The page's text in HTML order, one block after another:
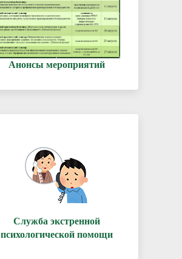
Анонсы мероприятий
Служба экстренной
психологической помощи